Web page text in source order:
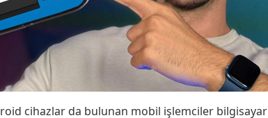
cihazlar da bulunan mobil işlemciler bilgisayar